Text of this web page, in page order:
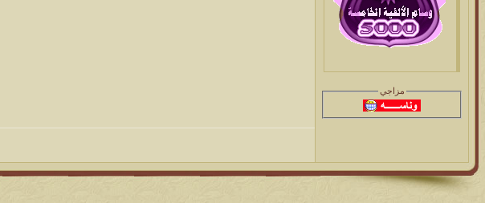
مزاجي